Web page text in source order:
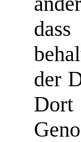
der